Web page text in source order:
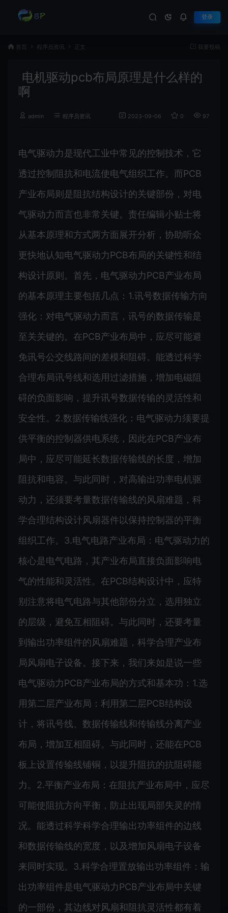
登录
首页 程序员资讯 正文 我要投稿
电机驱动pcb布局原理是什么样的
啊
admin 程序员资讯 2023-09-06 0 971
电气驱动力是现代工业中常见的控制技术，它
透过控制阻抗和电流使电气组织工作。而PCB
产业布局则是阻抗结构设计的关键部份，对电
气驱动力而言也非常关键。责任编辑小贴士将
从基本原理和方式两方面展开分析，协助听众
更快地认知电气驱动力PCB布局的关键性和结
构设计原则。首先，电气驱动力PCB产业布局
的基本原理主要包括几点：1.讯号数据传输方向
强化：对电气驱动力而言，讯号的数据传输是
至关关键的。在PCB产业布局中，应尽可能避
免讯号公交线路间的差模和阻碍。能透过科学
合理布局讯号线和选用过滤措施，增加电磁阻
碍的负面影响，提升讯号数据传输的灵活性和
安全性。2.数据传输线强化：电气驱动力须要提
供平衡的控制器供电系统，因此在PCB产业布
局中，应尽可能延长数据传输线的长度，增加
阻抗和电容。与此同时，对高输出功率电机驱
动力，还须要考量数据传输线的风扇难题，科
学合理结构设计风扇器件以保持控制器的平衡
组织工作。3.电气电路产业布局：电气驱动力的
核心是电气电路，其产业布局直接负面影响电
气的性能和灵活性。在PCB结构设计中，应特
别注意将电气电路与其他部份分立，选用独立
的层级，避免互相阻碍。与此同时，还要考量
到输出功率组件的风扇难题，科学合理产业布
局风扇电子设备。接下来，我们来如是说一些
电气驱动力PCB产业布局的方式和基本功：1.选
用第二层产业布局：利用第二层PCB结构设
计，将讯号线、数据传输线和传输线分离产业
布局，增加互相阻碍。与此同时，还能在PCB
板上设置传输线铺铜，以提升阻抗的抗阻碍能
力。2.平衡产业布局：在阻抗产业布局中，应尽
可能使阻抗方向平衡，防止出现局部失灵的情
况。能透过科学科学合理输出功率组件的边线
和数据传输线的宽度，以及增加风扇电子设备
来同时实现。3.科学合理置放输出功率组件：输
出功率组件是电气驱动力PCB产业布局中关键
的一部份，其边线对风扇和阻抗灵活性都有着